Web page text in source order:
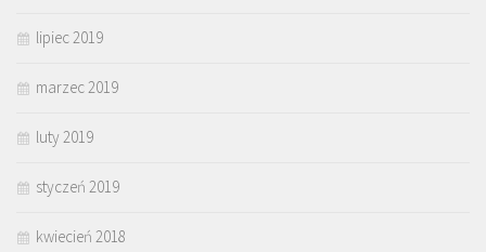
lipiec 2019
marzec 2019
luty 2019
styczeń 2019
kwiecień 2018